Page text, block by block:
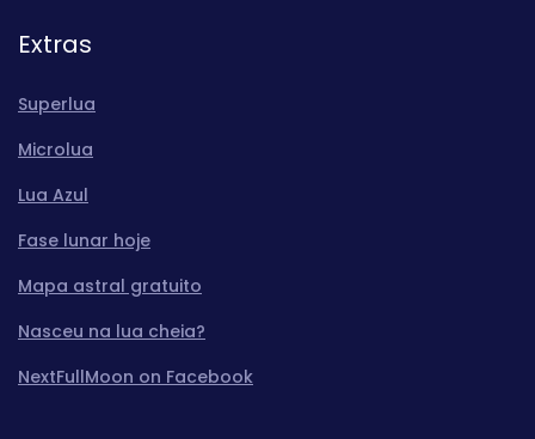
Extras
Superlua
Microlua
Lua Azul
Fase lunar hoje
Mapa astral gratuito
Nasceu na lua cheia?
NextFullMoon on Facebook